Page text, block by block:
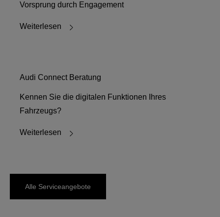
Vorsprung durch Engagement
Weiterlesen
Audi Connect Beratung
Kennen Sie die digitalen Funktionen Ihres
Fahrzeugs?
Weiterlesen
Alle Serviceangebote